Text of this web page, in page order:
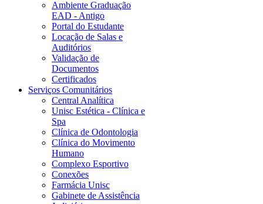
Ambiente Graduação
EAD - Antigo
Portal do Estudante
Locação de Salas e
Auditórios
Validação de
Documentos
Certificados
Serviços Comunitários
Central Analítica
Unisc Estética - Clínica e
Spa
Clínica de Odontologia
Clínica do Movimento
Humano
Complexo Esportivo
Conexões
Farmácia Unisc
Gabinete de Assistência